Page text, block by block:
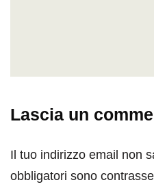
Lascia un
Il tuo indirizzo email non
obbligatori sono